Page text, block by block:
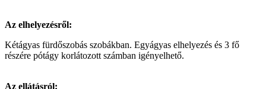
Az elhelyezésről:
Kétágyas fürdőszobás szobákban. Egyágyas elhelyezés és 3 fő
részére pótágy korlátozott számban igényelhető.
Az ellátásról: